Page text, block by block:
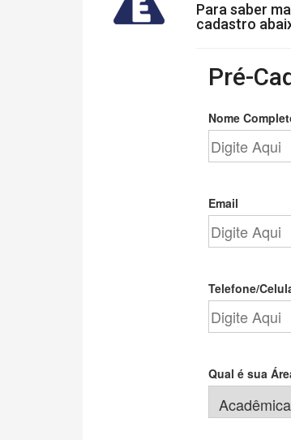
Para saber
cadastro
Pré-
Nome
Email
Telefone/
Qual é sua